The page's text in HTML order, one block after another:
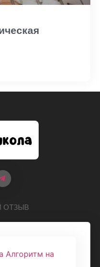
ОТЗЫВ
Алгоритм на